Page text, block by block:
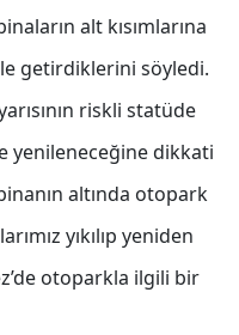
alt kısımlarına
getirdiklerini söyledi.
riskli statüde
yenileneceğine dikkati
altında otopark
yıkılıp yeniden
otoparkla ilgili bir